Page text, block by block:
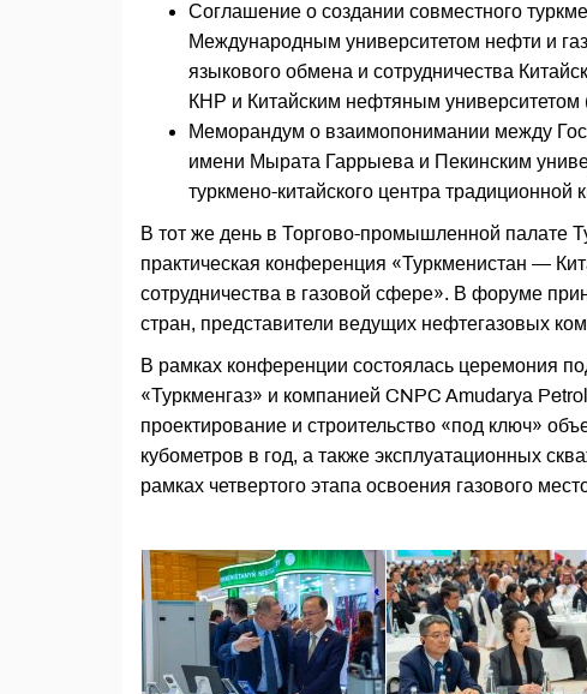
Соглашение о создании совместного
Международным университетом нефти и
языкового обмена и сотрудничества
КНР и Китайским нефтяным университетом
Меморандум о взаимопонимании между
имени Мырата Гаррыева и Пекинским
туркмено-китайского центра традиционной
В тот же день в Торгово-промышленной палате
практическая конференция «Туркменистан —
сотрудничества в газовой сфере». В форуме
стран, представители ведущих нефтегазовых
В рамках конференции состоялась церемония
«Туркменгаз» и компанией CNPC Amudarya
проектирование и строительство «под ключ»
кубометров в год, а также эксплуатационных
рамках четвертого этапа освоения газового